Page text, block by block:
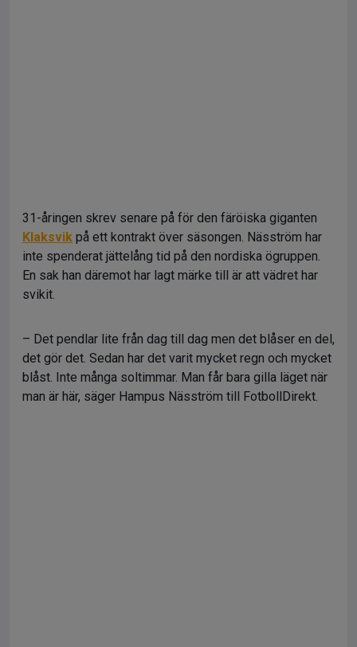
31-åringen skrev senare på för den färöiska giganten
Klaksvik på ett kontrakt över säsongen. Näsström har
inte spenderat jättelång tid på den nordiska ögruppen.
En sak han däremot har lagt märke till är att vädret har
svikit.
– Det pendlar lite från dag till dag men det blåser en del,
det gör det. Sedan har det varit mycket regn och mycket
blåst. Inte många soltimmar. Man får bara gilla läget när
man är här, säger Hampus Näsström till FotbollDirekt.